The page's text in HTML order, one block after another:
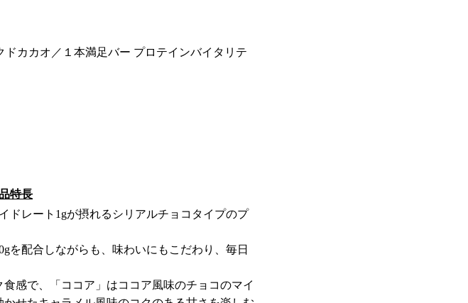
カカオ／１本満足バー プロテインバイタリテ
特長
ドレート1gが摂れるシリアルチョコタイプのプ
を配合しながらも、味わいにもこだわり、毎日
感で、「ココア」はココア風味のチョコのマイ